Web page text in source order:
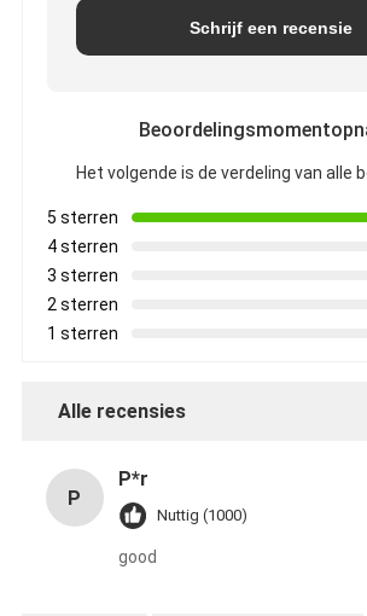
Schrijf een recensie
Het volgende is de verdeling van alle
5 sterren
4 sterren
3 sterren
2 sterren
1 sterren
Alle recensies
P
P*r
Nuttig (1000)
good